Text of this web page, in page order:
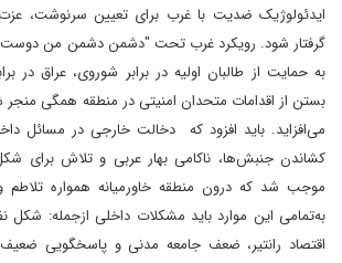
ایدئولوژیک ضدیت با غرب برای تعیین سرنوشت،
گرفتار شود. رویکرد غرب تحت "دشمن دشمن من
به حمایت از طالبان اولیه در برابر شوروی، عراق در
بستن از اقدامات متحدان امنیتی در منطقه همگی منجر
می‌افزاید. باید افزود که دخالت خارجی در مسائل
کشاندن جنبش‌ها، ناکامی بهار عربی و تلاش برای
موجب شد که درون منطقه خاورمیانه همواره تلاطم و
به‌تمامی این موارد باید مشکلات داخلی ازجمله: شکل
اقتصاد رانتیر، ضعف جامعه مدنی و پاسخگویی ضعیف